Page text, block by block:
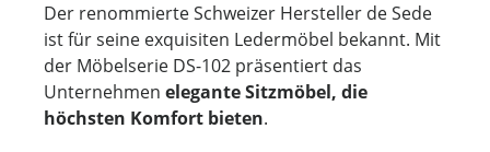
Der renommierte Schweizer Hersteller de Sede
ist für seine exquisiten Ledermöbel bekannt. Mit
der Möbelserie DS-102 präsentiert das
Unternehmen elegante Sitzmöbel, die
höchsten Komfort bieten.